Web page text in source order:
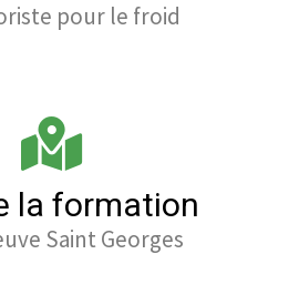
pour le froid
la formation
Saint Georges